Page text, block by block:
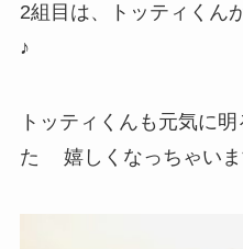
2組目は、トッティくん
♪
トッティくんも元気に
た
嬉しくなっちゃい